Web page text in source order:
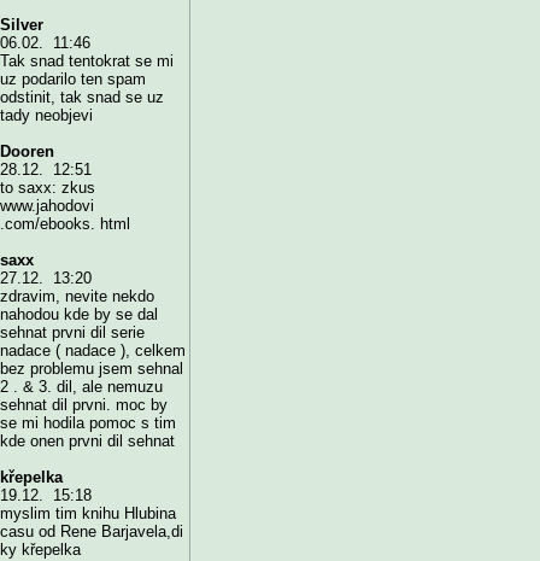
Silver
06.02. 11:46
Tak snad tentokrat se mi
uz podarilo ten spam
odstinit, tak snad se uz
tady neobjevi
Dooren
28.12. 12:51
to saxx: zkus
www.jahodovi
.com/ebooks. html
saxx
27.12. 13:20
zdravim, nevite nekdo
nahodou kde by se dal
sehnat prvni dil serie
nadace ( nadace ), celkem
bez problemu jsem sehnal
2 . & 3. dil, ale nemuzu
sehnat dil prvni. moc by
se mi hodila pomoc s tim
kde onen prvni dil sehnat
křepelka
19.12. 15:18
myslim tim knihu Hlubina
casu od Rene Barjavela,di
ky křepelka